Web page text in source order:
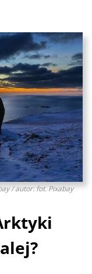
/ autor: fot. Pixabay